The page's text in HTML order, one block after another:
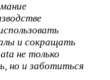
и сокращать
не только
но и заботиться